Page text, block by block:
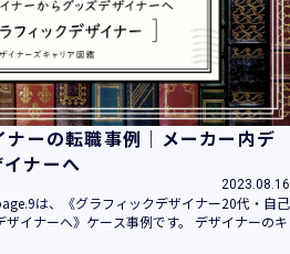
ーの転職事例｜メーカー内デ
ナーへ
2023.08.16
は、《グラフィックデザイナー20代・自己
イナーへ》ケース事例です。 デザイナーのキ